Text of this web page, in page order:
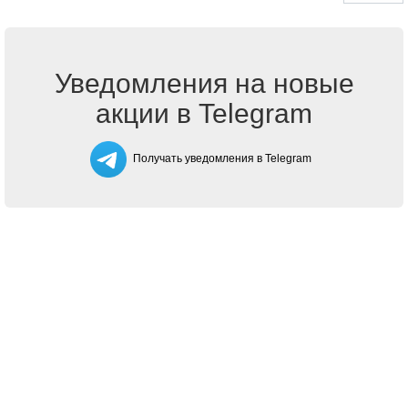
Уведомления на новые
акции в Telegram
Получать уведомления в Telegram